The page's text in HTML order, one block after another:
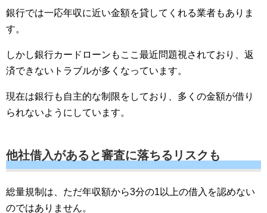
銀行では一応年収に近い金額を貸してくれる業者もありま
す。
しかし銀行カードローンもここ最近問題視されており、返
済できないトラブルが多くなっています。
現在は銀行も自主的な制限をしており、多くの金額が借り
られないようにしています。
他社借入があると審査に落ちるリスクも
総量規制は、ただ年収額から3分の1以上の借入を認めない
のではありません。